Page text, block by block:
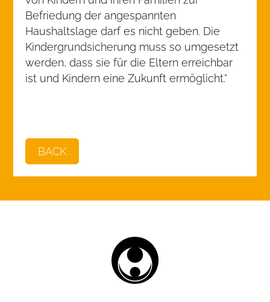
Befriedung der angespannten
Haushaltslage darf es nicht geben. Die
Kindergrundsicherung muss so umgesetzt
werden, dass sie für die Eltern erreichbar
ist und Kindern eine Zukunft ermöglicht.“
BACK